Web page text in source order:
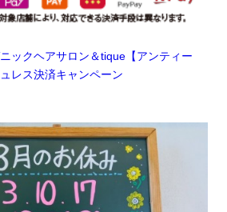
ックヘアサロン＆tique【アンティー
レス決済キャンペーン